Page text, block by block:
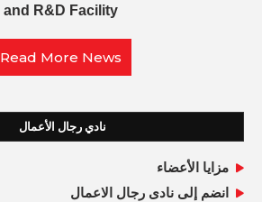
and R&D Facility
Read More News
نادي رجال الأعمال
مزايا الأعضاء
انضم إلى نادى رجال الاعمال